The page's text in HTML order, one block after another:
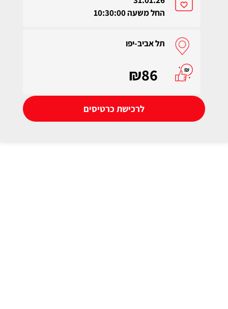
החל משעה 10:30:00
תל אביב-יפו
₪86
לרכישת כרטיסים